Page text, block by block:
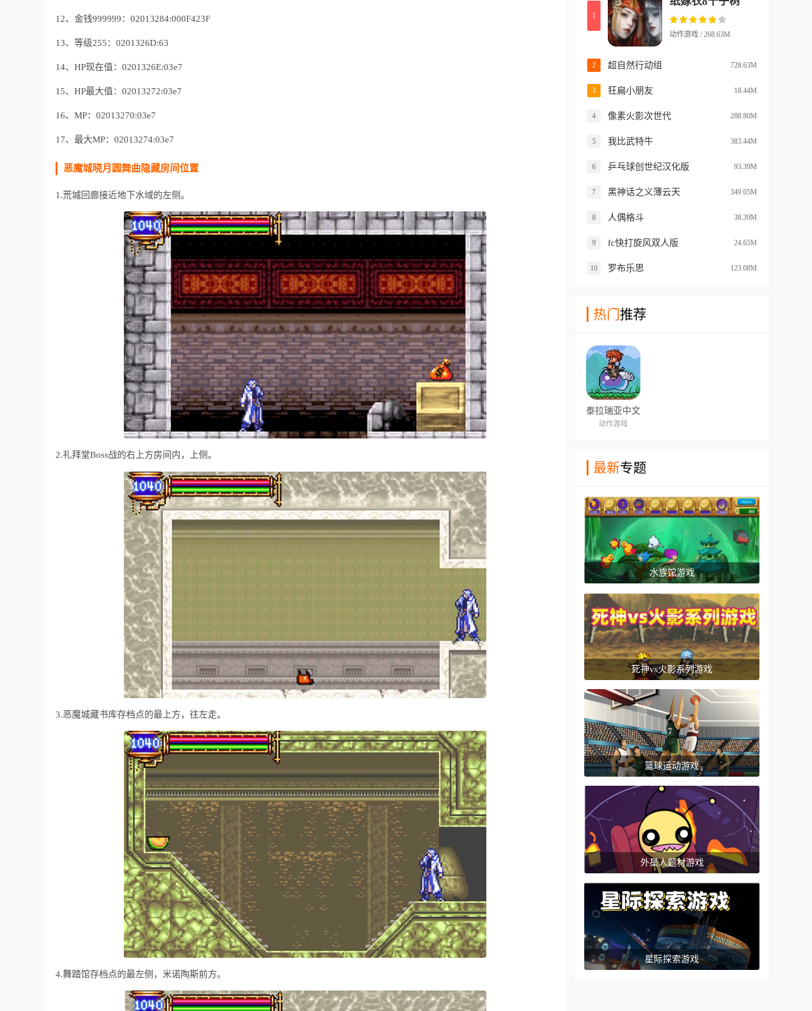
12、金钱999999：02013284:000F423F
13、等级255：0201326D:63
14、HP现在值：0201326E:03e7
15、HP最大值：02013272:03e7
16、MP：02013270:03e7
17、最大MP：02013274:03e7
恶魔城晓月圆舞曲隐藏房间位置
1.荒城回廊接近地下水域的左侧。
2.礼拜堂Boss战的右上方房间内，上侧。
3.恶魔城藏书库存档点的最上方，往左走。
4.舞踏馆存档点的最左侧，米诺陶斯前方。
数。在这款游戏当中，我们玩
家需合理利用道具，选择向对
方或自己开枪，生命值归零即
失败。并且这款游戏具有多结
轮盘背后的残酷真相。
1
动作游戏 / 268.63M
2 超自然行动组 728.63M
3 狂扁小朋友 18.44M
4 像素火影次世代 288.80M
5 我比武特牛 383.44M
6 乒乓球创世纪汉化版 93.39M
7 黑神话之义薄云天 349.05M
8 人偶格斗 38.39M
9 fc快打旋风双人版 24.65M
10 罗布乐思 123.08M
热门推荐
泰拉瑞亚中文
版
动作游戏
最新专题
水族馆游戏
死神vs火影系列游戏
篮球运动游戏
外星人题材游戏
星际探索游戏